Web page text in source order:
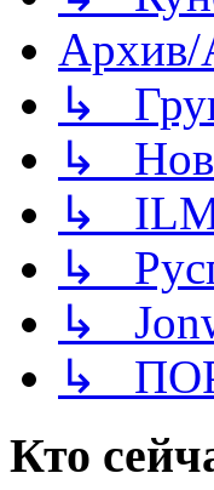
Архив/
↳
↳
↳
↳
↳
↳
Кто